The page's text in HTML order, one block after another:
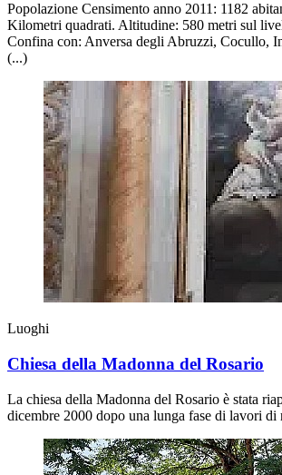
Popolazione Censimento anno 2011: 1182
Kilometri quadrati. Altitudine: 580 metri sul
Confina con: Anversa degli Abruzzi, Cocullo,
(...)
Luoghi
Chiesa della Madonna del Rosario
La chiesa della Madonna del Rosario è stata
dicembre 2000 dopo una lunga fase di lavori di